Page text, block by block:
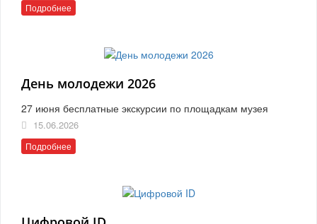
Подробнее
День молодежи 2026
27 июня бесплатные экскурсии по площадкам музея
15.06.2026
Подробнее